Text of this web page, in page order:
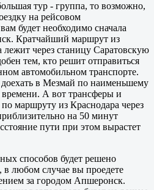
тур - группа, то возможно,
на рейсовом
будет необходимо сначала
Кратчайший маршрут из
через станицу Саратовскую
тем, кто решит отправиться
автомобильном транспорте.
в Мезмай по наименьшему
А вот трансферы и
маршруту из Краснодара через
на 50 минут
пути при этом вырастет
способов будет решено
в любом случае вы проедете
за городом Апшеронск.